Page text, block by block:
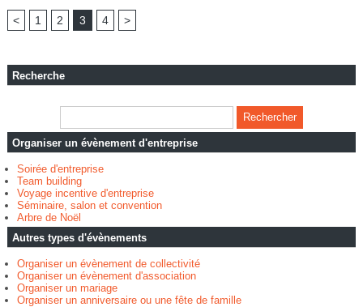
< 1 2 3 4 >
Recherche
Organiser un évènement d'entreprise
Soirée d'entreprise
Team building
Voyage incentive d'entreprise
Séminaire, salon et convention
Arbre de Noël
Autres types d'évènements
Organiser un évènement de collectivité
Organiser un évènement d'association
Organiser un mariage
Organiser un anniversaire ou une fête de famille